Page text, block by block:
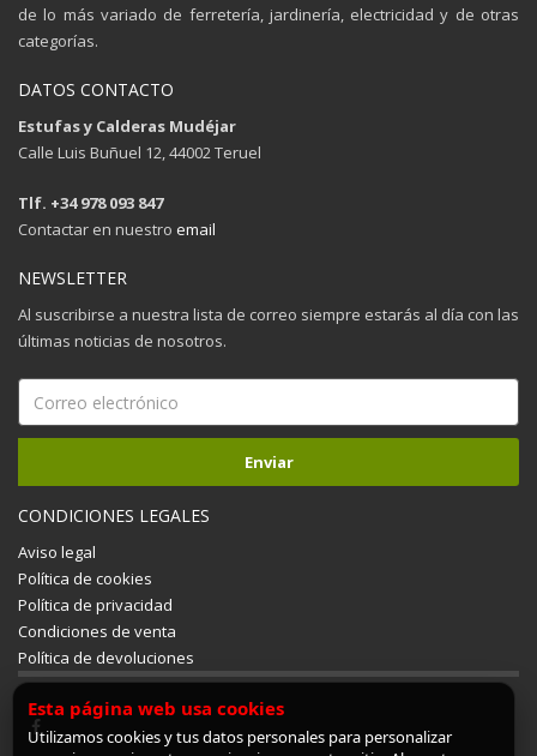
de lo más variado de ferretería, jardinería, electricidad y de otras
categorías.
DATOS CONTACTO
Estufas y Calderas Mudéjar
Calle Luis Buñuel 12, 44002 Teruel
Tlf. +34 978 093 847
Contactar en nuestro email
NEWSLETTER
Al suscribirse a nuestra lista de correo siempre estarás al día con las
últimas noticias de nosotros.
CONDICIONES LEGALES
Aviso legal
Política de cookies
Política de privacidad
Condiciones de venta
Política de devoluciones
Esta página web usa cookies
Utilizamos cookies y tus datos personales para personalizar